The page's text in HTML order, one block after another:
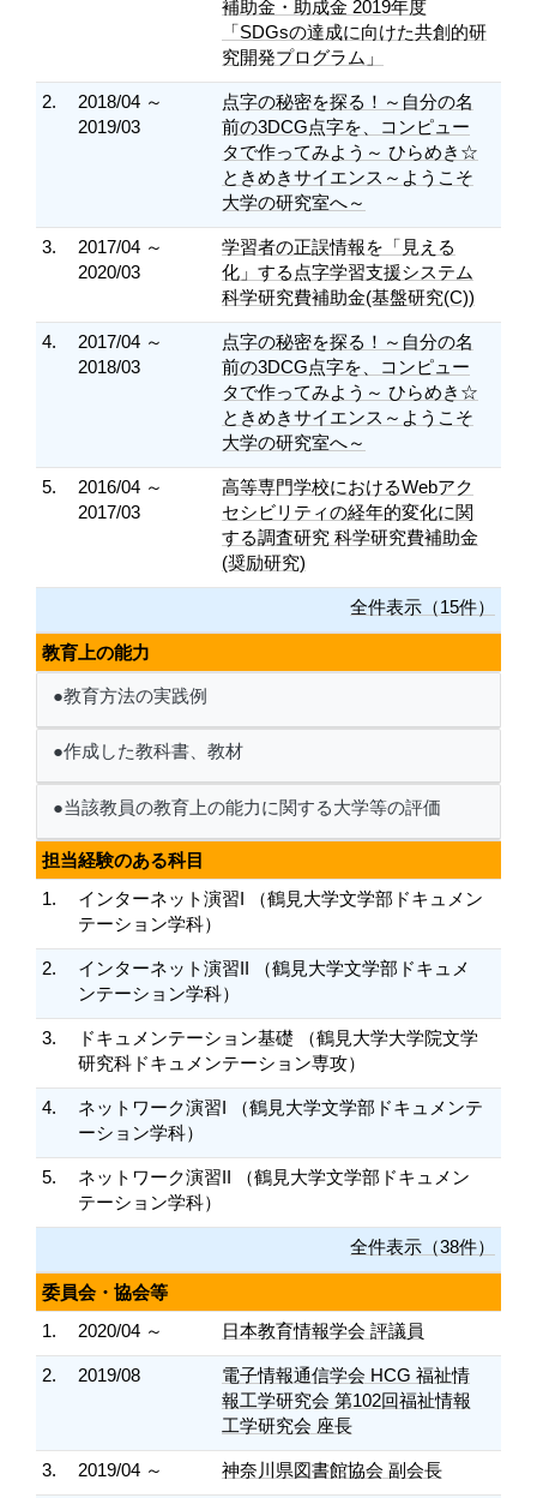
補助金・助成金 2019年度
「SDGsの達成に向けた共創的研
究開発プログラム」
2.
2018/04 ～
2019/03
点字の秘密を探る！～自分の名
前の3DCG点字を、コンピュー
タで作ってみよう～ ひらめき☆
ときめきサイエンス～ようこそ
大学の研究室へ～
3.
2017/04 ～
2020/03
学習者の正誤情報を「見える
化」する点字学習支援システム
科学研究費補助金(基盤研究(C))
4.
2017/04 ～
2018/03
点字の秘密を探る！～自分の名
前の3DCG点字を、コンピュー
タで作ってみよう～ ひらめき☆
ときめきサイエンス～ようこそ
大学の研究室へ～
5.
2016/04 ～
2017/03
高等専門学校におけるWebアク
セシビリティの経年的変化に関
する調査研究 科学研究費補助金
(奨励研究)
全件表示（15件）
教育上の能力
●教育方法の実践例
●作成した教科書、教材
●当該教員の教育上の能力に関する大学等の評価
担当経験のある科目
1.
インターネット演習I （鶴見大学文学部ドキュメン
テーション学科）
2.
インターネット演習II （鶴見大学文学部ドキュメ
ンテーション学科）
3.
ドキュメンテーション基礎 （鶴見大学大学院文学
研究科ドキュメンテーション専攻）
4.
ネットワーク演習I （鶴見大学文学部ドキュメンテ
ーション学科）
5.
ネットワーク演習II （鶴見大学文学部ドキュメン
テーション学科）
全件表示（38件）
委員会・協会等
1.
2020/04 ～ 日本教育情報学会 評議員
2. 2019/08
電子情報通信学会 HCG 福祉情
報工学研究会 第102回福祉情報
工学研究会 座長
3. 2019/04 ～ 神奈川県図書館協会 副会長